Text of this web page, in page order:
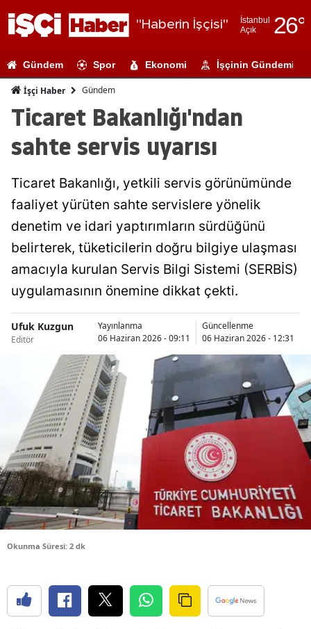
"Haberin İşçisi"
İstanbul
Açık
26°
Adıyaman
Ankara
Antalya
Aydın
Bingöl
Bitlis
Bolu
Çanakkale
Denizli
Diyarbakır
Gündem Spor Ekonomi İşçinin Gündemi
İşçi Haber Gündem
Ticaret Bakanlığı'ndan
sahte servis uyarısı
Ticaret Bakanlığı, yetkili servis görünümünde
faaliyet yürüten sahte servislere yönelik
denetim ve idari yaptırımların sürdüğünü
belirterek, tüketicilerin doğru bilgiye ulaşması
amacıyla kurulan Servis Bilgi Sistemi (SERBİS)
uygulamasının önemine dikkat çekti.
Ufuk Kuzgun
Editör
Yayınlanma
06 Haziran 2026 - 09:11
Güncellenme
06 Haziran 2026 - 12:31
Okunma Süresi: 2 dk